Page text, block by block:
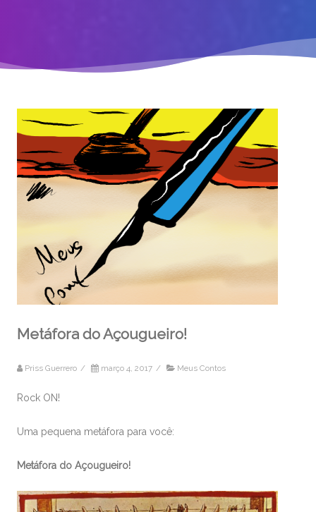
Metáfora do Açougueiro!
Priss Guerrero / março 4, 2017 / Meus Contos
Rock ON!
Uma pequena metáfora para você:
Metáfora do Açougueiro!